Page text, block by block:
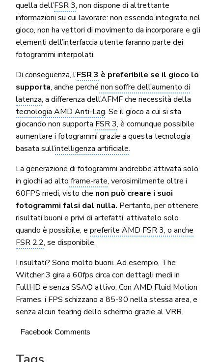
quella dell’FSR 3, non dispone di altrettante
informazioni su cui lavorare: non essendo integrato nel
gioco, non ha vettori di movimento da incorporare e gli
elementi dell’interfaccia utente faranno parte dei
fotogrammi interpolati.
Di conseguenza, l’FSR 3 è preferibile se il gioco lo
supporta, anche perché non soffre dell’aumento di
latenza, a differenza dell’AFMF che necessità della
tecnologia AMD Anti-Lag. Se il gioco a cui si sta
giocando non supporta FSR 3, è comunque possibile
aumentare i fotogrammi grazie a questa tecnologia
basata sull’intelligenza artificiale.
La generazione di fotogrammi andrebbe attivata solo
in giochi ad alto frame-rate, verosimilmente oltre i
60FPS medi, visto che non può creare i suoi
fotogrammi falsi dal nulla. Pertanto, per ottenere
risultati buoni e privi di artefatti, attivatelo solo
quando è possibile, epreferite AMD FSR 3, o anche
FSR 2.2, se disponibile.
I risultati? Sono molto buoni. Ad esempio, The
Witcher 3 gira a 60fps circa con dettagli medi in
FullHD e senza SSAO attivo. Con AMD Fluid Motion
Frames, i FPS schizzano a 85-90 nella stessa area, e
senza alcun tearing dello schermo grazie al VRR.
Facebook Comments